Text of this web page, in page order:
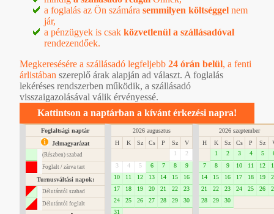
a foglalás az Ön számára semmilyen költséggel nem
jár,
a pénzügyek is csak közvetlenül a szállásadóval
rendezendőek.
Megkeresésére a szállásadó legfeljebb 24 órán belül, a fenti
árlistában szereplő árak alapján ad választ. A foglalás
lekéréses rendszerben működik, a szállásadó
visszaigazolásával válik érvényessé.
Kattintson a naptárban a kívánt érkezési napra!
Foglaltsági naptár
Jelmagyarázat
(Részben) szabad
Foglalt / zárva tart
Turnusváltási napok:
Délutántól szabad
Délutántól foglalt
2026 augusztus
H
K Sz Cs P Sz
V
1
2
3
4 5 6 7 8
9
10
11 12 13 14 15
16
17
18 19 20 21 22
23
24
25 26 27 28 29
30
31
2026 szeptember
H
K Sz Cs P Sz
1
2 3 4 5
7
8 9 10 11 12
14
15 16 17 18 19
21
22 23 24 25 26
28
29 30